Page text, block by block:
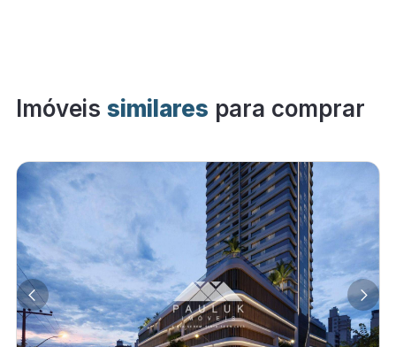
Imóveis similares para comprar